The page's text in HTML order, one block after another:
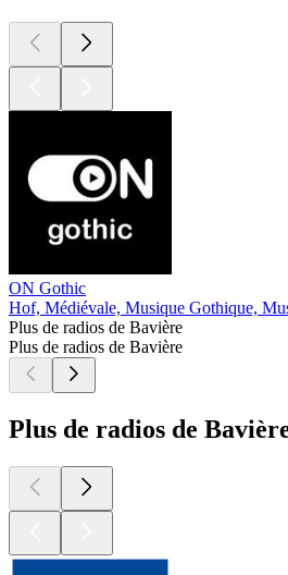
ON Gothic
Hof, Médiévale, Musique Gothique,
Plus de radios de Bavière
Plus de radios de Bavière
Plus de radios de